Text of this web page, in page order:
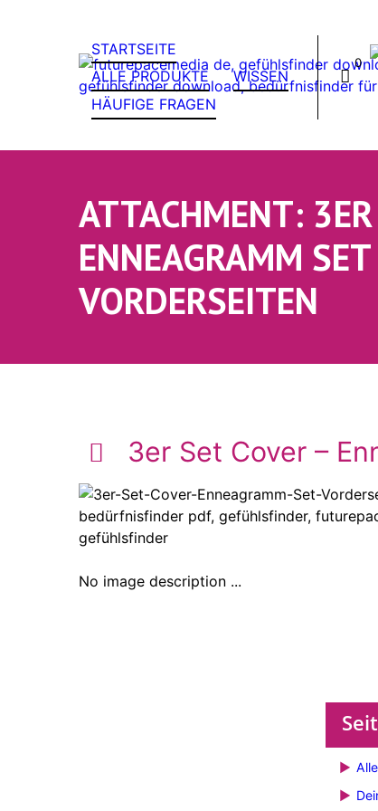
STARTSEITE
ALLE PRODUKTE
WISSEN
HÄUFIGE FRAGEN
0
ATTACHMENT:
ENNEAGRAMM SET
VORDERSEITEN
3er Set Cover –
No image description ...